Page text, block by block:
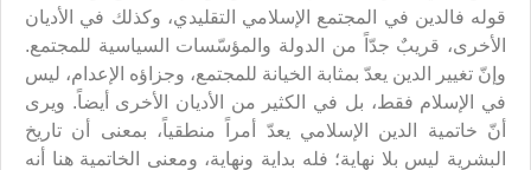
قوله فالدين في المجتمع الإسلامي التقليدي، وكذلك في الأديان
الأخرى، قريبٌ جدّاً من الدولة والمؤسّسات السياسية للمجتمع.
وإنّ تغيير الدين يعدّ بمثابة الخيانة للمجتمع، وجزاؤه الإعدام، ليس
في الإسلام فقط، بل في الكثير من الأديان الأخرى أيضاً. ويرى
أنّ خاتمية الدين الإسلامي يعدّ أمراً منطقياً، بمعنى أن تاريخ
البشرية ليس بلا نهاية؛ فله بداية ونهاية، ومعنى الخاتمية هنا أنه